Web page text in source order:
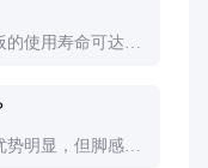
的使用寿命可达
势明显，但脚感和